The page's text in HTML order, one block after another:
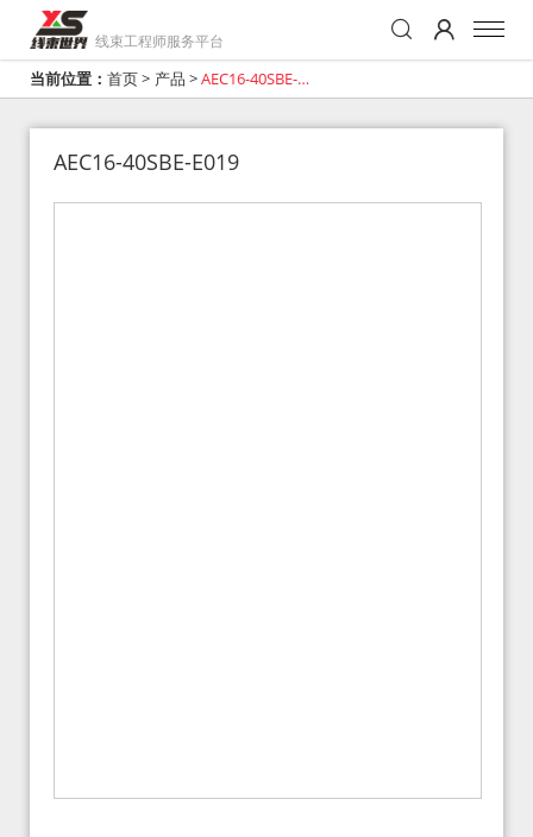
线束工程师服务平台
当前位置： 首页> 产品 >AEC16-40SBE-
AEC16-40SBE-E019